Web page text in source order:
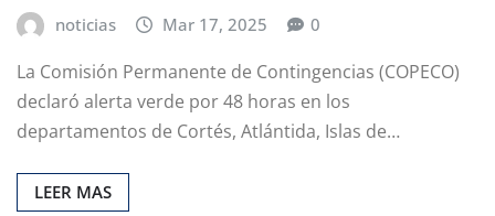
noticias Mar 17, 2025 0
La Comisión Permanente de Contingencias (COPECO)
declaró alerta verde por 48 horas en los
departamentos de Cortés, Atlántida, Islas de…
LEER MAS